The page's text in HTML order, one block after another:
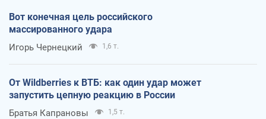
Вот конечная цель российского
массированного удара
Игорь Чернецкий 1,6 т.
От Wildberries к ВТБ: как один удар может
запустить цепную реакцию в России
Братья Капрановы 1,5 т.